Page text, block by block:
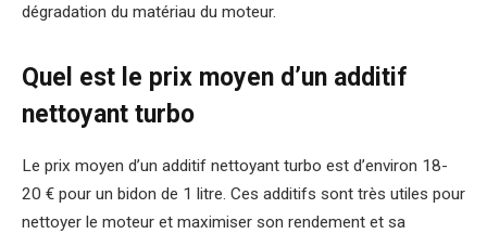
dégradation du matériau du moteur.
Quel est le prix moyen d’un additif
nettoyant turbo
Le prix moyen d’un additif nettoyant turbo est d’environ 18-
20 € pour un bidon de 1 litre. Ces additifs sont très utiles pour
nettoyer le moteur et maximiser son rendement et sa